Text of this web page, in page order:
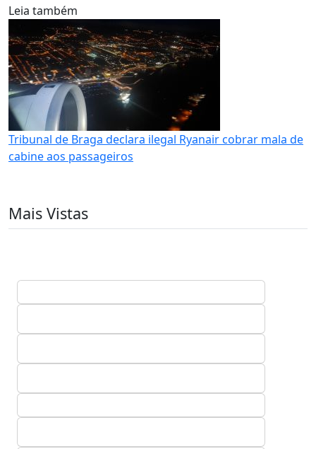
Leia também
Tribunal de Braga declara ilegal Ryanair cobrar mala de
cabine aos passageiros
Mais Vistas